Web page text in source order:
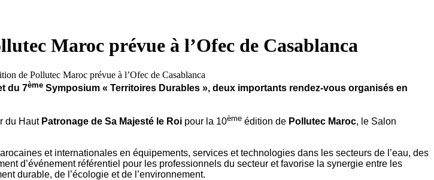
Maroc prévue à l’Ofec de Casablanca
du 7ème Symposium « Territoires Durables », deux importants rendez-vous organisés en
du Haut Patronage de Sa Majesté le Roi pour la 10ème édition de Pollutec Maroc, le Salon
et internationales en équipements, services et technologies dans les secteurs de l’eau, des
d’événement référentiel pour les professionnels du secteur et favorise la synergie entre les
durable, de l’écologie et de l’environnement.